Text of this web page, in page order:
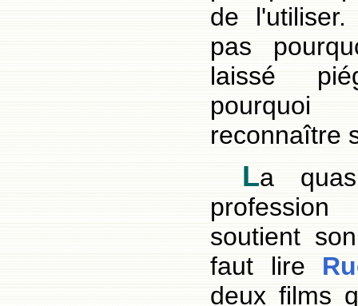
de
pas
laissé
reconnaître
La
soutient
faut lire
deux films